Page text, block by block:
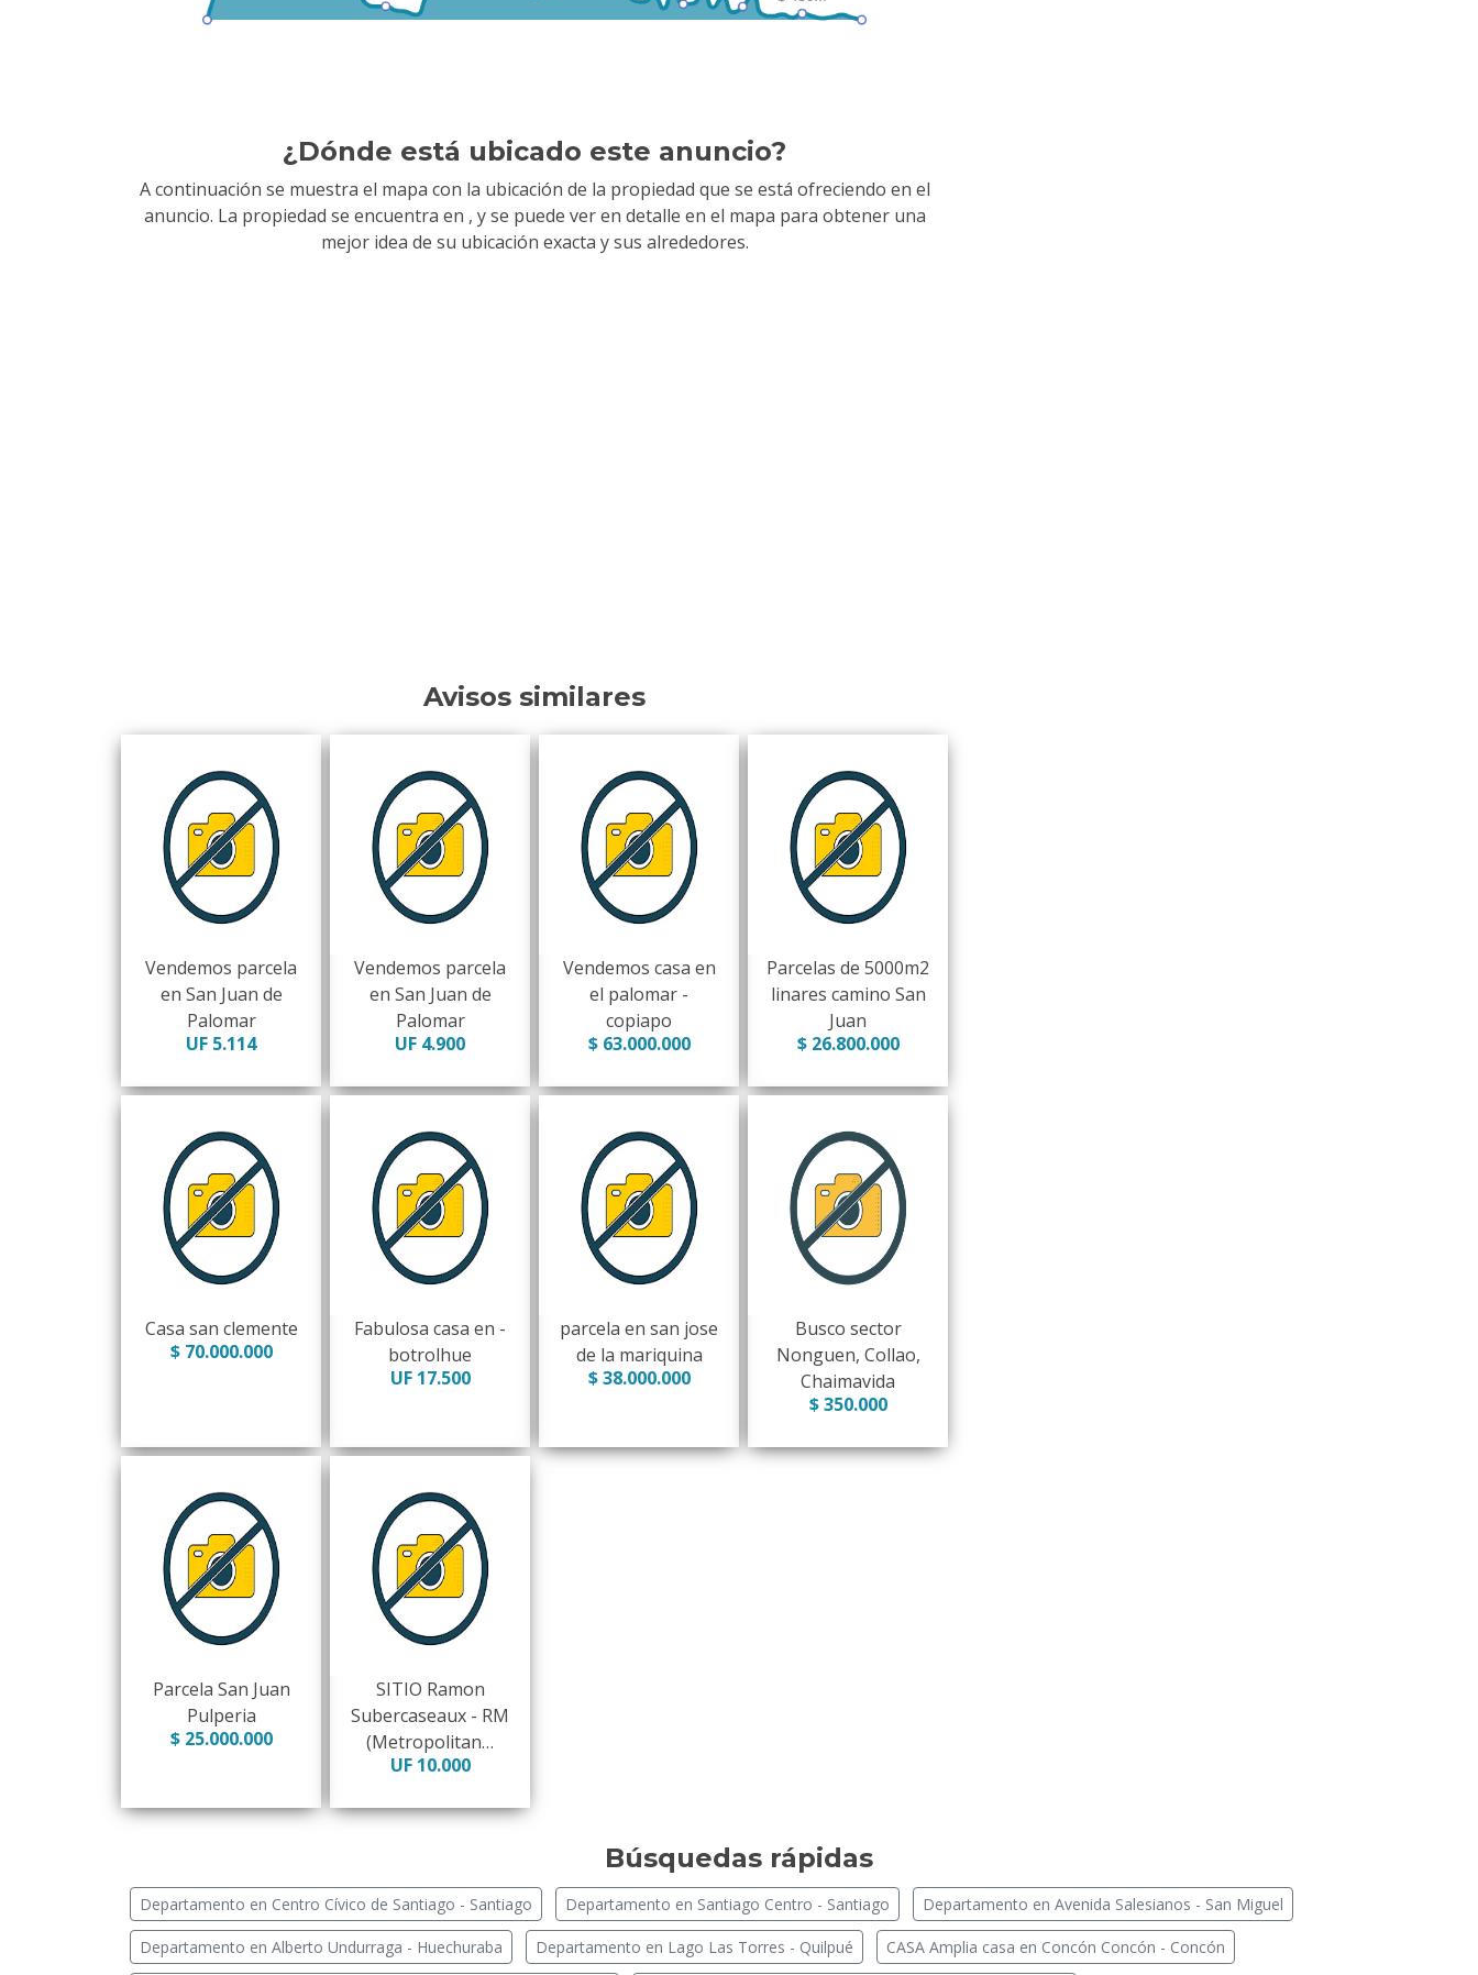
¿Dónde está ubicado este anuncio?
A continuación se muestra el mapa con la ubicación de la propiedad que se está ofreciendo en el
anuncio. La propiedad se encuentra en , y se puede ver en detalle en el mapa para obtener una
mejor idea de su ubicación exacta y sus alrededores.
Avisos similares
Vendemos parcela
en San Juan de
Palomar
UF 5.114
Vendemos parcela
en San Juan de
Palomar
UF 4.900
Vendemos casa en
el palomar -
copiapo
$ 63.000.000
Parcelas de 5000m2
linares camino San
Juan
$ 26.800.000
Casa san clemente
$ 70.000.000
Fabulosa casa en -
botrolhue
UF 17.500
parcela en san jose
de la mariquina
$ 38.000.000
Busco sector
Nonguen, Collao,
Chaimavida
$ 350.000
Parcela San Juan
Pulperia
$ 25.000.000
SITIO Ramon
Subercaseaux - RM
(Metropolitan…
UF 10.000
Búsquedas rápidas
Departamento en Centro Cívico de Santiago - Santiago Departamento en Santiago Centro - Santiago Departamento en Avenida Salesianos - San Miguel
Departamento en Alberto Undurraga - Huechuraba Departamento en Lago Las Torres - Quilpué CASA Amplia casa en Concón Concón - Concón